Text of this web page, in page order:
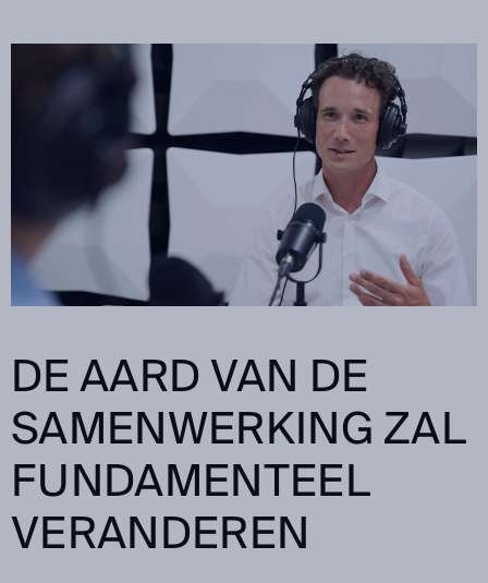
DE AARD VAN DE
SAMENWERKING ZAL
FUNDAMENTEEL
VERANDEREN